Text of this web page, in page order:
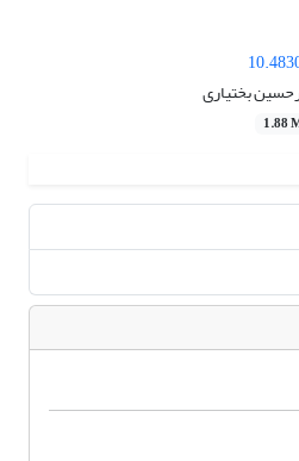
بختیاری
1.88